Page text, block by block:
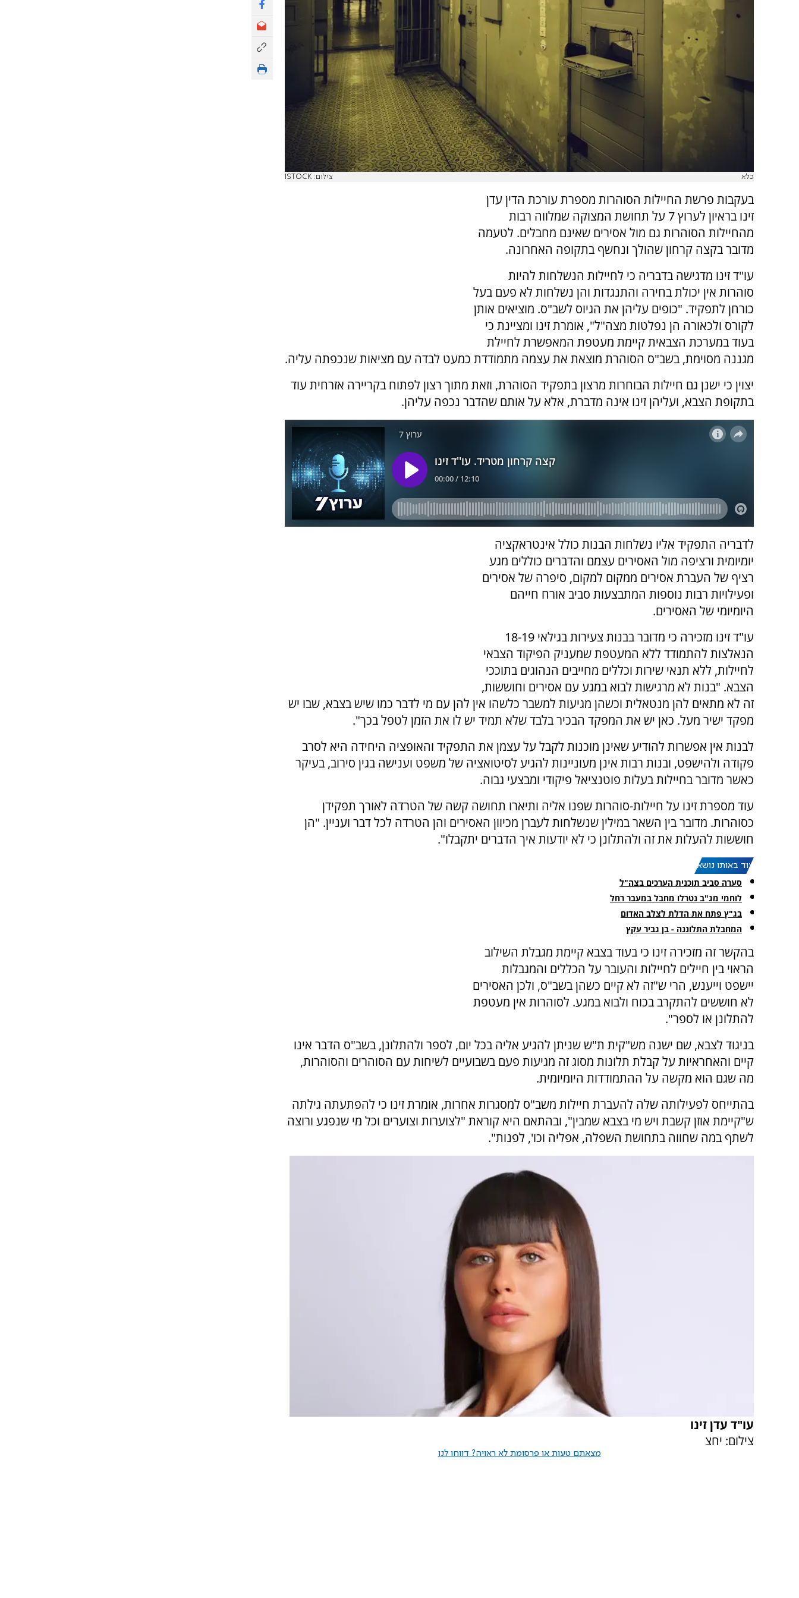
כלא צילום: ISTOCK
בעקבות פרשת החיילות הסוהרות מספרת עורכת הדין עדן
זינו בראיון לערוץ 7 על תחושת המצוקה שמלווה רבות
מהחיילות הסוהרות גם מול אסירים שאינם מחבלים. לטעמה
מדובר בקצה קרחון שהולך ונחשף בתקופה האחרונה.
עו"ד זינו מדגישה בדבריה כי לחיילות הנשלחות להיות
סוהרות אין יכולת בחירה והתנגדות והן נשלחות לא פעם בעל
כורחן לתפקיד. "כופים עליהן את הגיוס לשב"ס. מוציאים אותן
לקורס ולכאורה הן נפלטות מצה"ל", אומרת זינו ומציינת כי
בעוד במערכת הצבאית קיימת מעטפת המאפשרת לחיילת
מגננה מסוימת, בשב"ס הסוהרת מוצאת את עצמה מתמודדת כמעט לבדה עם מציאות שנכפתה עליה.
יצוין כי ישנן גם חיילות הבוחרות מרצון בתפקיד הסוהרת, וזאת מתוך רצון לפתוח בקריירה אזרחית עוד
בתקופת הצבא, ועליהן זינו אינה מדברת, אלא על אותם שהדבר נכפה עליהן.
לדבריה התפקיד אליו נשלחות הבנות כולל אינטראקציה
יומיומית ורציפה מול האסירים עצמם והדברים כוללים מגע
רציף של העברת אסירים ממקום למקום, סיפרה של אסירים
ופעילויות רבות נוספות המתבצעות סביב אורח חייהם
היומיומי של האסירים.
עו"ד זינו מזכירה כי מדובר בבנות צעירות בגילאי 18-19
הנאלצות להתמודד ללא המעטפת שמעניק הפיקוד הצבאי
לחיילות, ללא תנאי שירות וכללים מחייבים הנהוגים בתוככי
הצבא. "בנות לא מרגישות לבוא במגע עם אסירים וחוששות,
זה לא מתאים להן מנטאלית וכשהן מגיעות למשבר כלשהו אין להן עם מי לדבר כמו שיש בצבא, שבו יש
מפקד ישיר מעל. כאן יש את המפקד הבכיר בלבד שלא תמיד יש לו את הזמן לטפל בכך".
לבנות אין אפשרות להודיע שאינן מוכנות לקבל על עצמן את התפקיד והאופציה היחידה היא לסרב
פקודה ולהישפט, ובנות רבות אינן מעוניינות להגיע לסיטואציה של משפט וענישה בגין סירוב, בעיקר
כאשר מדובר בחיילות בעלות פוטנציאל פיקודי ומבצעי גבוה.
עוד מספרת זינו על חיילות-סוהרות שפנו אליה ותיארו תחושה קשה של הטרדה לאורך תפקידן
כסוהרות. מדובר בין השאר במילין שנשלחות לעברן מכיוון האסירים והן הטרדה לכל דבר ועניין. "הן
חוששות להעלות את זה ולהתלונן כי לא יודעות איך הדברים יתקבלו".
עוד באותו נושא:
סערה סביב תוכנית הערכים בצה"ל
לוחמי מג"ב נטרלו מחבל במעבר רחל
בג"ץ פתח את הדלת לצלב האדום
המחבלת התלוננה - בן גביר עקץ
בהקשר זה מזכירה זינו כי בעוד בצבא קיימת מגבלת השילוב
הראוי בין חיילים לחיילות והעובר על הכללים והמגבלות
יישפט וייענש, הרי ש"זה לא קיים כשהן בשב"ס, ולכן האסירים
לא חוששים להתקרב בכוח ולבוא במגע. לסוהרות אין מעטפת
להתלונן או לספר".
בניגוד לצבא, שם ישנה מש"קית ת"ש שניתן להגיע אליה בכל יום, לספר ולהתלונן, בשב"ס הדבר אינו
קיים והאחראיות על קבלת תלונות מסוג זה מגיעות פעם בשבועיים לשיחות עם הסוהרים והסוהרות,
מה שגם הוא מקשה על ההתמודדות היומיומית.
בהתייחס לפעילותה שלה להעברת חיילות משב"ס למסגרות אחרות, אומרת זינו כי להפתעתה גילתה
ש"קיימת אוזן קשבת ויש מי בצבא שמבין", ובהתאם היא קוראת "לצוערות וצוערים וכל מי שנפגע ורוצה
לשתף במה שחווה בתחושת השפלה, אפליה וכו', לפנות".
עו"ד עדן זינו
צילום: יחצ
מצאתם טעות או פרסומת לא ראויה? דווחו לנו